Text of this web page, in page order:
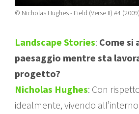
© Nicholas Hughes - Field (Verse II) #4 (2009)
Landscape Stories: Come si
paesaggio mentre sta
progetto?
Nicholas Hughes: Con
idealmente, vivendo